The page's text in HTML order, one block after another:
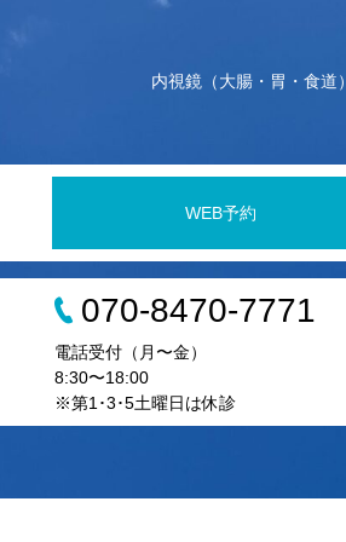
内視鏡（大腸・胃・食道）
WEB予約
070-8470-7771
電話受付（月〜金）
8:30〜18:00
※第1･3･5土曜日は休診